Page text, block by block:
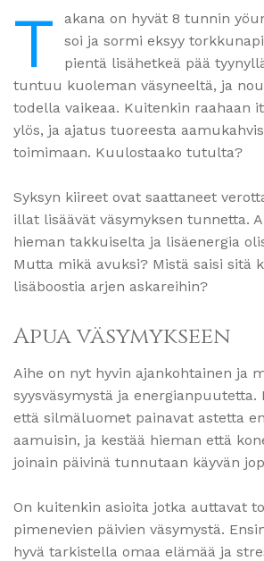
T
akana on hyvät 8 tunnin
soi ja sormi eksyy
pientä lisähetkeä pää
tuntuu kuoleman väsyneeltä, ja
todella vaikeaa. Kuitenkin raahaan
ylös, ja ajatus tuoreesta
toimimaan. Kuulostaako tutulta?
Syksyn kiireet ovat saattaneet
illat lisäävät väsymyksen tunnetta.
hieman takkuiselta ja lisäenergia
Mutta mikä avuksi? Mistä saisi sitä
lisäboostia arjen askareihin?
Apua väsymykseen
Aihe on nyt hyvin ajankohtainen ja
syysväsymystä ja energianpuutetta.
että silmäluomet painavat astetta
aamuisin, ja kestää hieman että
joinain päivinä tunnutaan käyvän
On kuitenkin asioita jotka auttavat
pimenevien päivien väsymystä.
hyvä tarkistella omaa elämää ja